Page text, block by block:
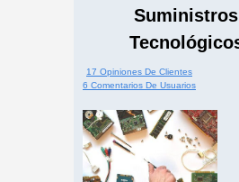
Suministros
17 Opiniones De Clientes
6 Comentarios De Usuarios